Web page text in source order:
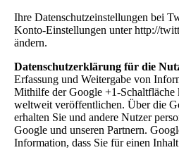
Ihre Datenschutzeinstellungen bei
Konto-Einstellungen unter http://
ändern.
Datenschutzerklärung für die
Erfassung und Weitergabe von
Mithilfe der Google +1-Schaltfläche
weltweit veröffentlichen. Über die
erhalten Sie und andere Nutzer
Google und unseren Partnern.
Information, dass Sie für einen